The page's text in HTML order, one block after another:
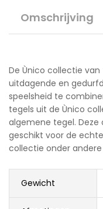
Omschrijving
De Ùnico collectie
uitdagende en
speelsheid te
tegels uit de Ùnico
algemene tegel. Deze
geschikt voor de
collectie onder
Gewicht